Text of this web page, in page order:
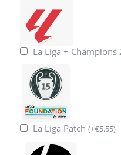
La Liga +
La Liga Patch (+€5.55)